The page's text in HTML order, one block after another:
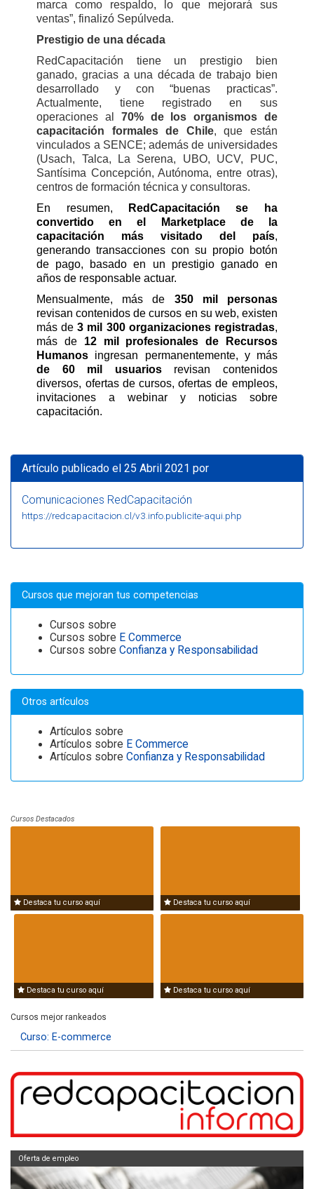
marca como respaldo, lo que mejorará sus
ventas”, finalizó Sepúlveda.
Prestigio de una década
RedCapacitación tiene un prestigio bien
ganado, gracias a una década de trabajo bien
desarrollado y con “buenas practicas”.
Actualmente, tiene registrado en sus
operaciones al 70% de los organismos de
capacitación formales de Chile, que están
vinculados a SENCE; además de universidades
(Usach, Talca, La Serena, UBO, UCV, PUC,
Santísima Concepción, Autónoma, entre otras),
centros de formación técnica y consultoras.
En resumen,
RedCapacitación se ha
convertido en el Marketplace de la
capacitación más visitado del país,
generando transacciones con su propio botón
de pago, basado en un prestigio ganado en
años de responsable actuar.
Mensualmente, más de 350 mil personas
revisan contenidos de cursos en su web, existen
más de3 mil 300 organizaciones registradas,
más de 12 mil profesionales de Recursos
Humanos ingresan permanentemente, y más
de 60 mil usuariosrevisan contenidos
diversos, ofertas de cursos, ofertas de empleos,
invitaciones a webinar y noticias sobre
capacitación.
Artículo publicado el 25 Abril 2021 por
Comunicaciones RedCapacitación
https://redcapacitacion.cl/v3.info.publicite-aqui.php
Cursos que mejoran tus competencias
Cursos sobre
Cursos sobre E Commerce
Cursos sobre Confianza y Responsabilidad
Otros artículos
Artículos sobre
Artículos sobre E Commerce
Artículos sobre Confianza y Responsabilidad
Cursos Destacados
Destaca tu curso aquí Destaca tu curso aquí
Destaca tu curso aquí Destaca tu curso aquí
Cursos mejor rankeados
Curso: E-commerce
Oferta de empleo